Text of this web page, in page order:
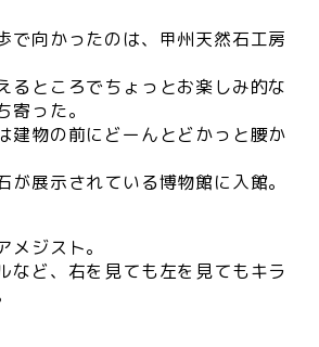
で向かったのは、甲州天然石工房
るところでちょっとお楽しみ的な
寄った。
建物の前にどーんとどかっと腰か
が展示されている博物館に入館。
メジスト。
など、右を見ても左を見てもキラ